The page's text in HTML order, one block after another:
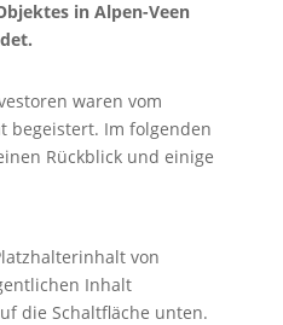
in Alpen-Veen
waren vom
begeistert. Im folgenden
Rückblick und einige
von
Inhalt
die Schaltfläche unten.